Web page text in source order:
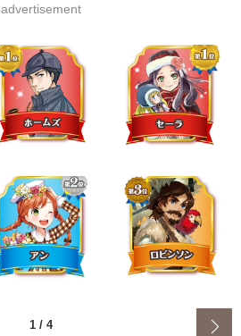
advertisement
1 / 4